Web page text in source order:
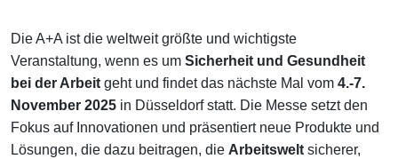
Die A+A ist die weltweit größte und wichtigste
Veranstaltung, wenn es um Sicherheit und Gesundheit
bei der Arbeit geht und findet das nächste Mal vom 4.-7.
November 2025 in Düsseldorf statt. Die Messe setzt den
Fokus auf Innovationen und präsentiert neue Produkte und
Lösungen, die dazu beitragen, die Arbeitswelt sicherer,